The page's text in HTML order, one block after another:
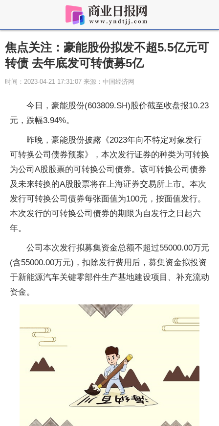
焦点关注：豪能股份拟发不超5.5亿元可
转债 去年底发可转债募5亿
时间：2023-04-21 17:31:07 来源：中国经济网
今日，豪能股份(603809.SH)股价截至收盘报10.23
元，跌幅3.94%。
昨晚，豪能股份披露《2023年向不特定对象发行
可转换公司债券预案》，本次发行证券的种类为可转换
为公司A股股票的可转换公司债券。该可转换公司债券
及未来转换的A股股票将在上海证券交易所上市。本次
发行可转换公司债券每张面值为100元，按面值发行。
本次发行的可转换公司债券的期限为自发行之日起六
年。
公司本次发行拟募集资金总额不超过55000.00万元
(含55000.00万元)，扣除发行费用后，募集资金拟投资
于新能源汽车关键零部件生产基地建设项目、补充流动
资金。